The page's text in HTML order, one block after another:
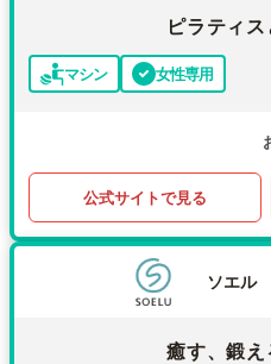
ピラティ
マシン 女性専用
公式サイトで見る
ソエル
癒す、鍛